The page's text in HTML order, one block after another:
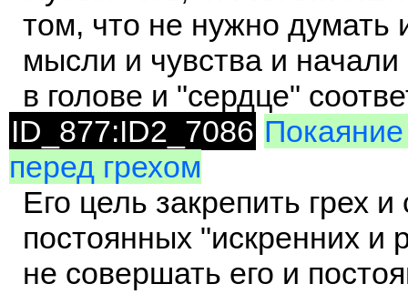
том, что не нужно думать
мысли и чувства и
в голове и "сердце"
ID_877:ID2_7086
перед грехом
Его цель закрепить грех
постоянных "искренних
не совершать его и